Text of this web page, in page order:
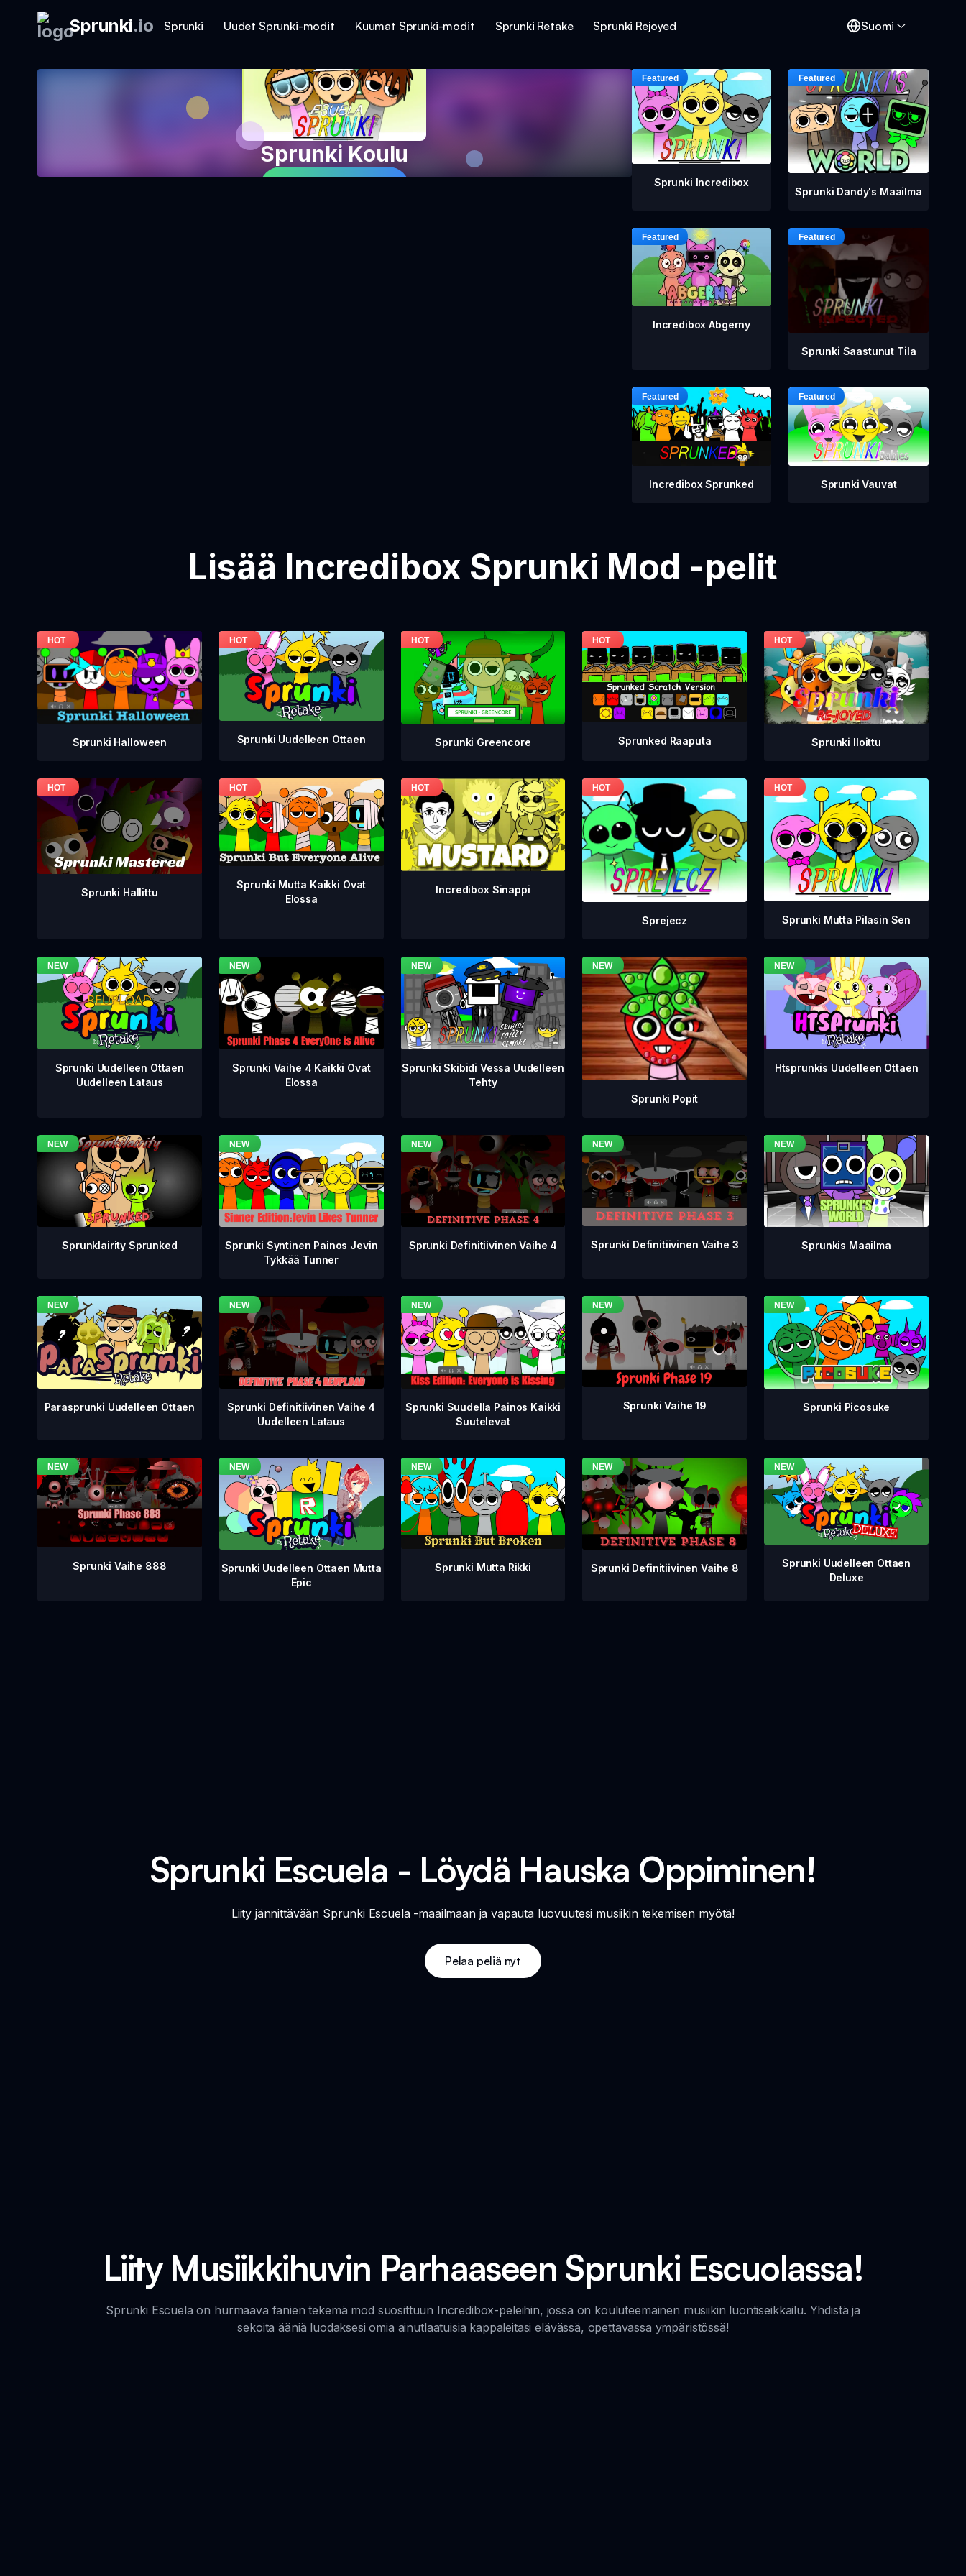
Sprunki.io Sprunki Uudet Sprunki-modit Kuumat Sprunki-modit Sprunki Retake Sprunki Rejoyed Suomi
Sprunki Koulu
Sprunki Incredibox
Sprunki Dandy's Maailma
Incredibox Abgerny
Sprunki Saastunut Tila
Incredibox Sprunked Sprunki Vauvat
Lisää Incredibox Sprunki Mod -pelit
Sprunki Halloween Sprunki Uudelleen Ottaen Sprunki Greencore Sprunked Raaputa Sprunki Iloittu
Sprunki Hallittu
Sprunki Mutta Kaikki Ovat
Elossa
Incredibox Sinappi
Sprejecz Sprunki Mutta Pilasin Sen
Sprunki Uudelleen Ottaen
Uudelleen Lataus
Sprunki Vaihe 4 Kaikki Ovat
Elossa
Sprunki Skibidi Vessa Uudelleen
Tehty
Sprunki Popit
Htsprunkis Uudelleen Ottaen
Sprunklairity Sprunked
Sprunki Syntinen Painos Jevin
Tykkää Tunner
Sprunki Definitiivinen Vaihe 4 Sprunki Definitiivinen Vaihe 3 Sprunkis Maailma
Parasprunki Uudelleen Ottaen
Sprunki Definitiivinen Vaihe 4
Uudelleen Lataus
Sprunki Suudella Painos Kaikki
Suutelevat
Sprunki Vaihe 19 Sprunki Picosuke
Sprunki Vaihe 888
Sprunki Uudelleen Ottaen Mutta
Epic
Sprunki Mutta Rikki Sprunki Definitiivinen Vaihe 8
Sprunki Uudelleen Ottaen
Deluxe
Sprunki Escuela - Löydä Hauska Oppiminen!
Liity jännittävään Sprunki Escuela -maailmaan ja vapauta luovuutesi musiikin tekemisen myötä!
Pelaa peliä nyt
Liity Musiikkihuvin Parhaaseen Sprunki Escuolassa!
Sprunki Escuela on hurmaava fanien tekemä mod suosittuun Incredibox-peleihin, jossa on kouluteemainen musiikin luontiseikkailu. Yhdistä ja
sekoita ääniä luodaksesi omia ainutlaatuisia kappaleitasi elävässä, opettavassa ympäristössä!